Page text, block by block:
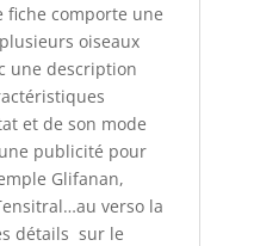
fiche comporte une
oiseaux
une description
et de son mode
publicité pour
Glifanan,
verso la
détails sur le